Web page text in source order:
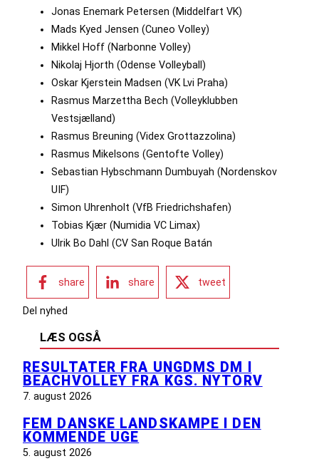
Jonas Enemark Petersen (Middelfart VK)
Mads Kyed Jensen (Cuneo Volley)
Mikkel Hoff (Narbonne Volley)
Nikolaj Hjorth (Odense Volleyball)
Oskar Kjerstein Madsen (VK Lvi Praha)
Rasmus Marzettha Bech (Volleyklubben
Vestsjælland)
Rasmus Breuning (Videx Grottazzolina)
Rasmus Mikelsons (Gentofte Volley)
Sebastian Hybschmann Dumbuyah (Nordenskov
UIF)
Simon Uhrenholt (VfB Friedrichshafen)
Tobias Kjær (Numidia VC Limax)
Ulrik Bo Dahl (CV San Roque Batán
share share tweet
Del nyhed
LÆS OGSÅ
RESULTATER FRA UNGDMS DM I
BEACHVOLLEY FRA KGS. NYTORV
7. august 2026
FEM DANSKE LANDSKAMPE I DEN
KOMMENDE UGE
5. august 2026